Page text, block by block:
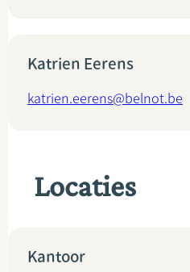
Katrien Eerens
katrien.eerens@belnot.be
Locaties
Kantoor